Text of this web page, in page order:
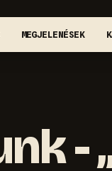
MEGJELENÉSEK
-